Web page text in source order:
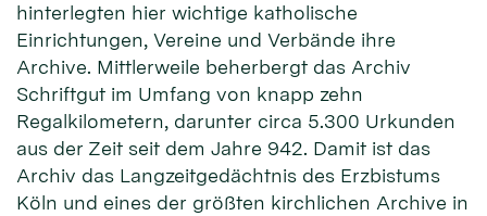
hinterlegten hier wichtige katholische
Einrichtungen, Vereine und Verbände ihre
Archive. Mittlerweile beherbergt das Archiv
Schriftgut im Umfang von knapp zehn
Regalkilometern, darunter circa 5.300 Urkunden
aus der Zeit seit dem Jahre 942. Damit ist das
Archiv das Langzeitgedächtnis des Erzbistums
Köln und eines der größten kirchlichen Archive in